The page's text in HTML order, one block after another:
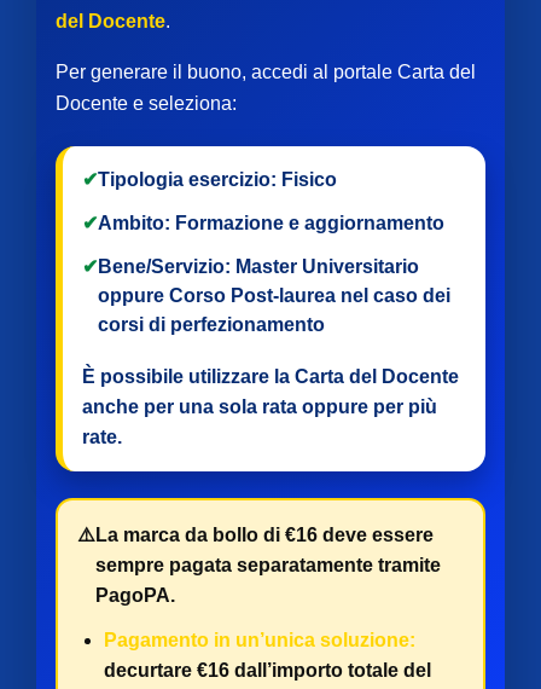
del Docente.
Per generare il buono, accedi al portale Carta del
Docente e seleziona:
✔Tipologia esercizio: Fisico
✔Ambito: Formazione e aggiornamento
✔ Bene/Servizio: Master Universitario
oppure Corso Post-laurea nel caso dei
corsi di perfezionamento
È possibile utilizzare la Carta del Docente
anche per una sola rata oppure per più
rate.
⚠️ La marca da bollo di €16 deve essere
sempre pagata separatamente tramite
PagoPA.
Pagamento in un’unica soluzione:
decurtare €16 dall’importo totale del